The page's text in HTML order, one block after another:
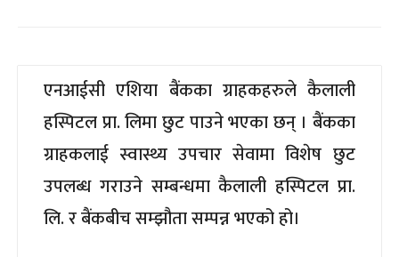
एनआईसी एशिया बैंकका ग्राहकहरुले कैलाली
हस्पिटल प्रा. लिमा छुट पाउने भएका छन् । बैंकका
ग्राहकलाई स्वास्थ्य उपचार सेवामा विशेष छुट
उपलब्ध गराउने सम्बन्धमा कैलाली हस्पिटल प्रा.
लि. र बैंकबीच सम्झौता सम्पन्न भएको हो।